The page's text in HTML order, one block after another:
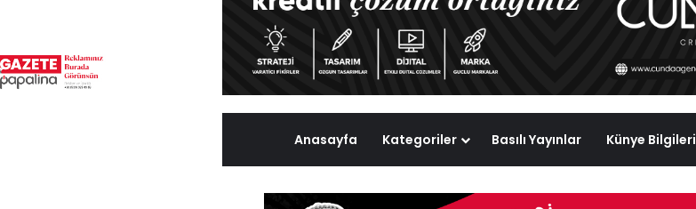
Anasayfa Kategoriler Basılı Yayınlar Künye Bilgileri